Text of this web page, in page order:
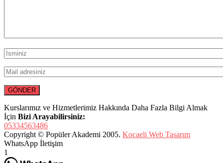
Kurslarımız ve Hizmetlerimiz Hakkında Daha Fazla Bilgi Almak
İçin Bizi Arayabilirsiniz:
05334563486
Copyright © Popüler Akademi 2005. Kocaeli Web Tasarım
WhatsApp İletişim
1